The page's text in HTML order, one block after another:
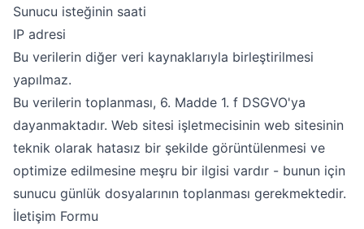
Sunucu isteğinin saati
IP adresi
Bu verilerin diğer veri kaynaklarıyla birleştirilmesi
yapılmaz.
Bu verilerin toplanması, 6. Madde 1. f DSGVO'ya
dayanmaktadır. Web sitesi işletmecisinin web sitesinin
teknik olarak hatasız bir şekilde görüntülenmesi ve
optimize edilmesine meşru bir ilgisi vardır - bunun için
sunucu günlük dosyalarının toplanması gerekmektedir.
İletişim Formu